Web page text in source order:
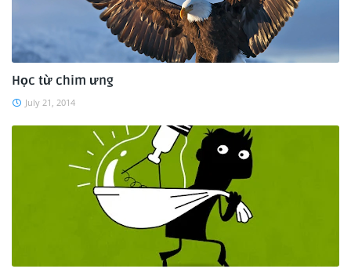
Học từ chim ưng
July 21, 2014